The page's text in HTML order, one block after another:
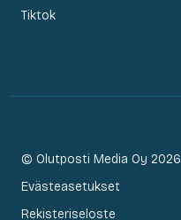
Tiktok
© Olutposti Media Oy 2026
Evästeasetukset
Rekisteriseloste